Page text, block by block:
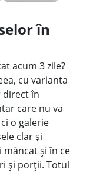
în
acum 3 zile?
cu varianta
direct în
care nu va
o galerie
clar și
și în ce
și porții. Totul